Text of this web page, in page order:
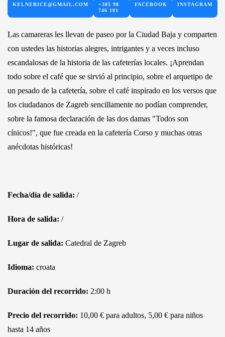
KELNERICE@GMAIL.COM
+385 98
746 101
FACEBOOK INSTAGRAM
Las camareras les llevan de paseo por la Ciudad Baja y comparten
con ustedes las historias alegres, intrigantes y a veces incluso
escandalosas de la historia de las cafeterías locales. ¡Aprendan
todo sobre el café que se sirvió al principio, sobre el arquetipo de
un pesado de la cafetería, sobre el café inspirado en los versos que
los ciudadanos de Zagreb sencillamente no podían comprender,
sobre la famosa declaración de las dos damas "Todos son
cínicos!", que fue creada en la cafetería Corso y muchas otras
anécdotas históricas!
Fecha/día de salida: /
Hora de salida: /
Lugar de salida: Catedral de Zagreb
Idioma: croata
Duración del recorrido: 2:00 h
Precio del recorrido: 10,00 € para adultos, 5,00 € para niños
hasta 14 años